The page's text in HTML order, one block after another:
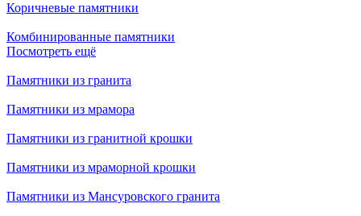
Коричневые памятники
Комбинированные памятники
Посмотреть ещё
Памятники из гранита
Памятники из мрамора
Памятники из гранитной крошки
Памятники из мраморной крошки
Памятники из Мансуровского гранита